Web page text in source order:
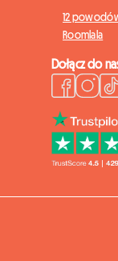
12
Roomlala
Dołącz do